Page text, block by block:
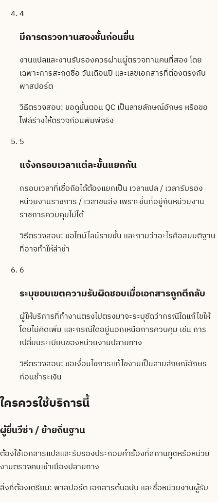
4
มีการตรวจทานสองชั้นก่อนยื่น
งานแปลและงานรับรองควรผ่านผู้ตรวจทานคนที่สอง โดย
เฉพาะการสะกดชื่อ วันเดือนปี และเลขเอกสารที่ต้องตรงกับ
พาสปอร์ต
วิธีตรวจสอบ: ขอดูขั้นตอน QC เป็นลายลักษณ์อักษร หรือขอ
ไฟล์ร่างให้ตรวจก่อนพิมพ์จริง
5
แจ้งกรอบเวลาแต่ละขั้นแยกกัน
กรอบเวลาที่เชื่อถือได้ต้องแยกเป็น เวลาแปล / เวลารับรอง
หน่วยงานราชการ / เวลาขนส่ง เพราะขั้นที่อยู่กับหน่วยงาน
ราชการควบคุมไม่ได้
วิธีตรวจสอบ: ขอไทม์ไลน์รายขั้น และถามว่าอะไรคือสมมติฐาน
ที่อาจทำให้ล่าช้า
6
ระบุขอบเขตความรับผิดชอบเมื่อเอกสารถูกตีกลับ
ผู้ให้บริการที่ทำงานตรงไปตรงมาจะระบุชัดว่ากรณีใดแก้ไขให้
โดยไม่คิดเพิ่ม และกรณีใดอยู่นอกเหนือการควบคุม เช่น การ
เปลี่ยนระเบียบของหน่วยงานปลายทาง
วิธีตรวจสอบ: ขอเงื่อนไขการแก้ไขงานเป็นลายลักษณ์อักษร
ก่อนชำระเงิน
ใครควรใช้บริการนี้
ผู้ยื่นวีซ่า / ย้ายถิ่นฐาน
ต้องใช้เอกสารแปลและรับรองประกอบคำร้องที่สถานทูตหรือหน่วย
งานตรวจคนเข้าเมืองปลายทาง
สิ่งที่ต้องเตรียม: พาสปอร์ต เอกสารต้นฉบับ และชื่อหน่วยงานผู้รับ